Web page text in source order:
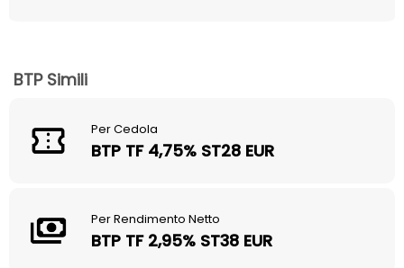
BTP Simili
Per Cedola
BTP TF 4,75% ST28 EUR
Per Rendimento Netto
BTP TF 2,95% ST38 EUR